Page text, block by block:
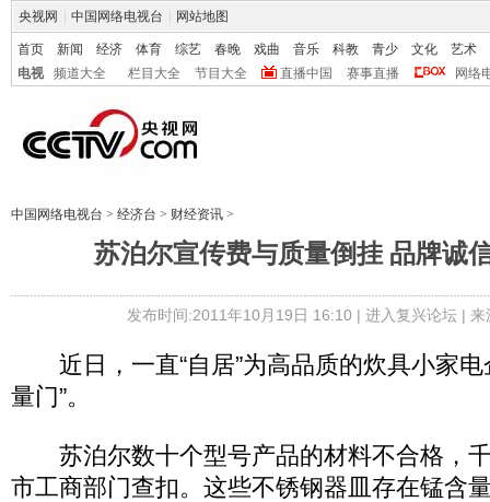
央视网 中国网络电视台 网站地图
首页 新闻 经济 体育 综艺 春晚 戏曲 音乐 科教 青少 文化
艺术
电视
频道大全 栏目大全 节目大全 直播中国 赛事直播 网络
中国网络电视台 > 经济台 > 财经资讯 >
苏泊尔宣传费与质量倒挂 品牌诚
发布时间:2011年10月19日 16:10 | 进入复兴论坛| 来
近日，一直“自居”为高品质的炊具小家电
量门”。
苏泊尔数十个型号产品的材料不合格，
市工商部门查扣。这些不锈钢器皿存在锰含